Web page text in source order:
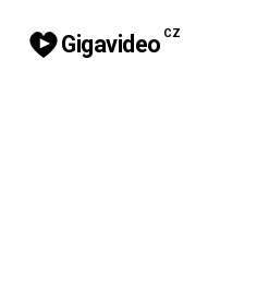
Gigavideo CZ